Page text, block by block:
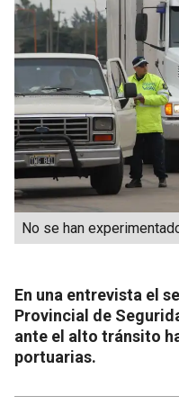
No se han
En una entrevista el
Provincial de
ante el alto tránsito
portuarias.